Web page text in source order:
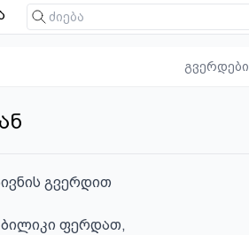
გვერდები
გვერდით
ბილიკი ფერდათ,